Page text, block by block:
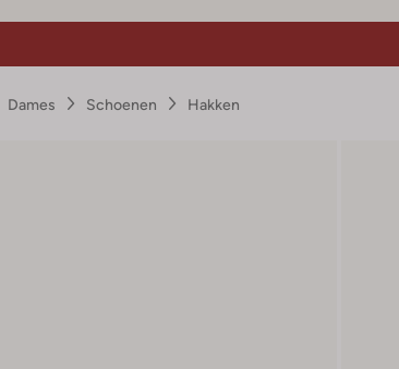
Dames Schoenen Hakken